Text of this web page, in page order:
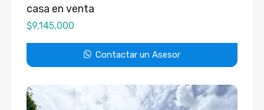
casa en venta
$9,145,000
Contactar un Asesor